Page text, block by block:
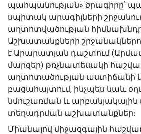
պահպանության» ծրագիրը՝
սպիտակ արագիլների
աղտոտվածության
Աշխատանքների
է Արարատյան դաշտում
մարզեր) թռչնատեսակի
աղտոտածության աստիճանի
բացահայտում, ինչպես նաև
նմուշառման և արբանյակային
տեղադրման աշխատանքներ։
Միանալով միջազգային